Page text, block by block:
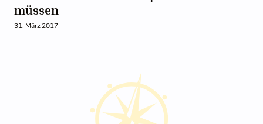
müssen
31. März 2017